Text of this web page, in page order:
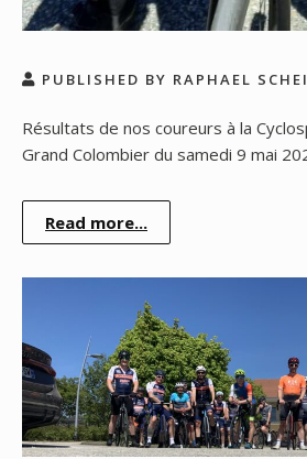
PUBLISHED BY RAPHAEL
Résultats de nos coureurs à la
Grand Colombier du samedi 9 mai
Read more...